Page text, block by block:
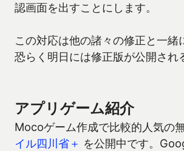
認画面を出すことにします。
この対応は他の諸々の修正と一緒
恐らく明日には修正版が公開され
アプリゲーム紹介
Mocoゲーム作成で比較的人気の
イル四川省＋ を公開中です。